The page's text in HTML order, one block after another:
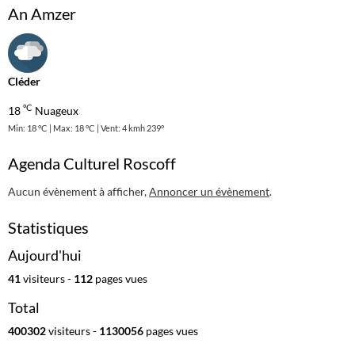
An Amzer
Cléder
18 °C Nuageux
Min: 18 °C | Max: 18 °C | Vent: 4 kmh 239°
Agenda Culturel Roscoff
Aucun évènement à afficher,Annoncer un évènement.
Statistiques
Aujourd'hui
41visiteurs - 112 pages vues
Total
400302visiteurs - 1130056 pages vues